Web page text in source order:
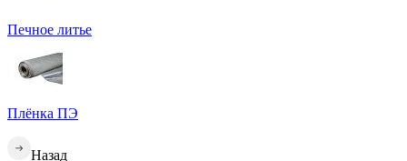
Печное литье
Плёнка ПЭ
Назад